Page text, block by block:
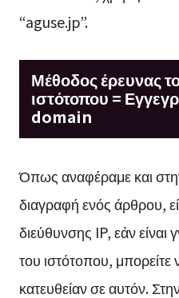
“aguse.jp”.
Μέθοδος έρευνας
ιστότοπου =
domain
Όπως αναφέραμε και
διαγραφή ενός άρθρου,
διεύθυνσης IP, εάν είναι
του ιστότοπου, μπορείτε
κατευθείαν σε αυτόν.